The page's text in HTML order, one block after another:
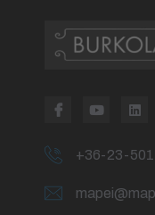
+36-23-